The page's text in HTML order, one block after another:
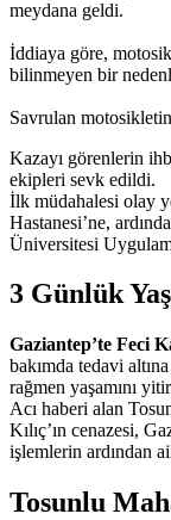
meydana geldi.
İddiaya göre,
bilinmeyen bir
Savrulan
Kazayı görenlerin
ekipleri sevk edildi.
İlk müdahalesi olay
Hastanesi’ne,
Üniversitesi
3 Günlük
Gaziantep’te Feci
bakımda tedavi
rağmen yaşamını
Acı haberi alan
Kılıç’ın cenazesi,
işlemlerin ardından
Tosunlu